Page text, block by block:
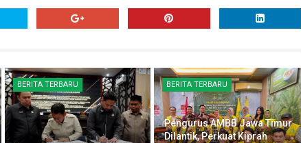
BERITA TERBARU BERITA TERBARU
Pengurus AMBB Jawa Timur
Dilantik, Perkuat Kiprah